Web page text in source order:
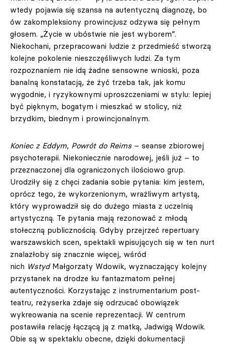
wtedy pojawia się szansa na autentyczną diagnozę, bo
ów zakompleksiony prowincjusz odzywa się pełnym
głosem. „Życie w ubóstwie nie jest wyborem”.
Niekochani, przepracowani ludzie z przedmieść stworzą
kolejne pokolenie nieszczęśliwych ludzi. Za tym
rozpoznaniem nie idą żadne sensowne wnioski, poza
banalną konstatacją, że żyć trzeba tak, jak komu
wygodnie, i ryzykownymi uproszczeniami w stylu: lepiej
być pięknym, bogatym i mieszkać w stolicy, niż
brzydkim, biednym i prowincjonalnym.
Koniec z Eddym, Powrót do Reims – seanse zbiorowej
psychoterapii. Niekoniecznie narodowej, jeśli już – to
przeznaczonej dla ograniczonych ilościowo grup.
Urodziły się z chęci zadania sobie pytania: kim jestem,
oprócz tego, że wykorzenionym, wrażliwym artystą,
który wyprowadził się do dużego miasta z uczelnią
artystyczną. Te pytania mają rezonować z młodą
stołeczną publicznością. Gdyby przejrzeć repertuary
warszawskich scen, spektakli wpisujących się w ten nurt
znalazłoby się znacznie więcej, wśród
nich WstydMałgorzaty Wdowik, wyznaczający kolejny
przystanek na drodze ku fantazmatom pełnej
autentyczności. Korzystając z instrumentarium post-
teatru, reżyserka zdaje się odrzucać obowiązek
wykreowania na scenie reprezentacji. W centrum
postawiła relację łączącą ją z matką, Jadwigą Wdowik.
Obie są w spektaklu obecne, dzięki dokumentacji